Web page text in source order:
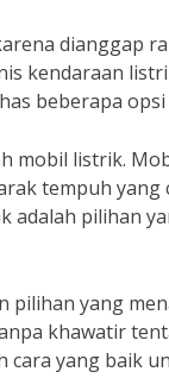
dianggap
kendaraan
beberapa
mobil listrik.
tempuh
adalah pilihan
yang
khawatir
cara yang baik